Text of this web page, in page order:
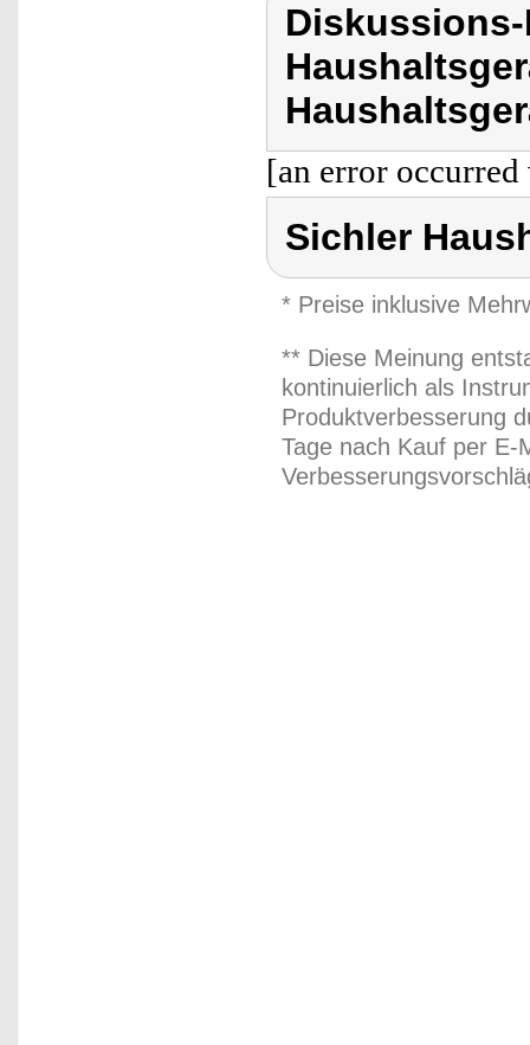
[an error
Sichler
* Preise inklusive
** Diese Meinung
kontinuierlich als
Produktverbesserung
Tage nach Kauf per E-